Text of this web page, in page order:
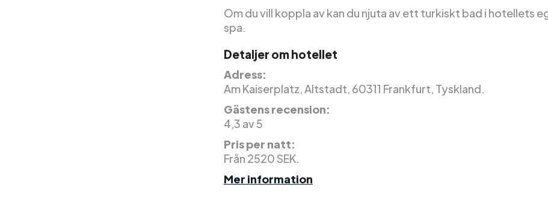
Om du vill koppla av kan du njuta av ett turkiskt bad i hotellets
spa.
Detaljer om hotellet
Adress:
Am Kaiserplatz, Altstadt, 60311 Frankfurt, Tyskland.
Gästens recension:
4,3 av 5
Pris per natt:
Från 2520 SEK.
Mer information